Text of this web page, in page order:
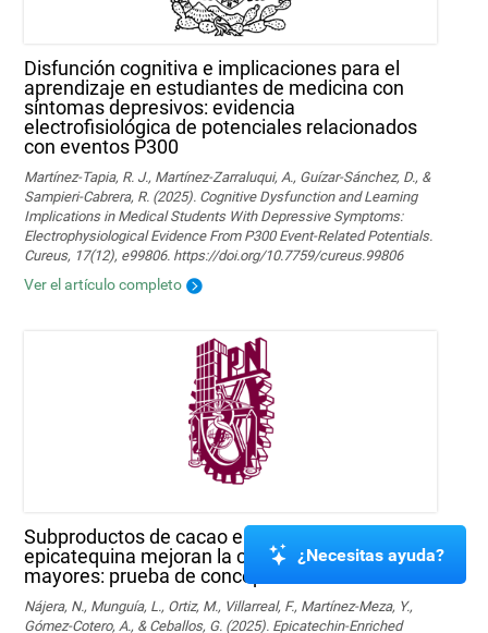
Disfunción cognitiva e implicaciones para el
aprendizaje en estudiantes de medicina con
síntomas depresivos: evidencia
electrofisiológica de potenciales relacionados
con eventos P300
Martínez-Tapia, R. J., Martínez-Zarraluqui, A., Guízar-Sánchez, D., &
Sampieri-Cabrera, R. (2025). Cognitive Dysfunction and Learning
Implications in Medical Students With Depressive Symptoms:
Electrophysiological Evidence From P300 Event-Related Potentials.
Cureus, 17(12), e99806. https://doi.org/10.7759/cureus.99806
Ver el artículo completo
Subproductos de cacao enriquecidos con
epicatequina mejoran la cognición en sujetos
mayores: prueba de concepto
Nájera, N., Munguía, L., Ortiz, M., Villarreal, F., Martínez-Meza, Y.,
Gómez-Cotero, A., & Ceballos, G. (2025). Epicatechin-Enriched
¿Necesitas ayuda?